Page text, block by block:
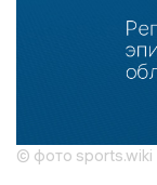
© фото sports.wiki